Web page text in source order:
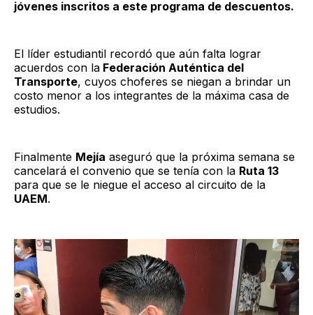
jóvenes inscritos a este programa de descuentos.
El líder estudiantil recordó que aún falta lograr
acuerdos con la Federación Auténtica del
Transporte, cuyos choferes se niegan a brindar un
costo menor a los integrantes de la máxima casa de
estudios.
Finalmente Mejía aseguró que la próxima semana se
cancelará el convenio que se tenía con la Ruta 13
para que se le niegue el acceso al circuito de la
UAEM.